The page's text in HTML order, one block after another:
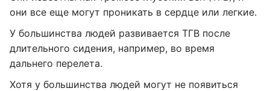
они все еще могут проникать в сердце или легкие.
У большинства людей развивается ТГВ после
длительного сидения, например, во время
дальнего перелета.
Хотя у большинства людей могут не появиться